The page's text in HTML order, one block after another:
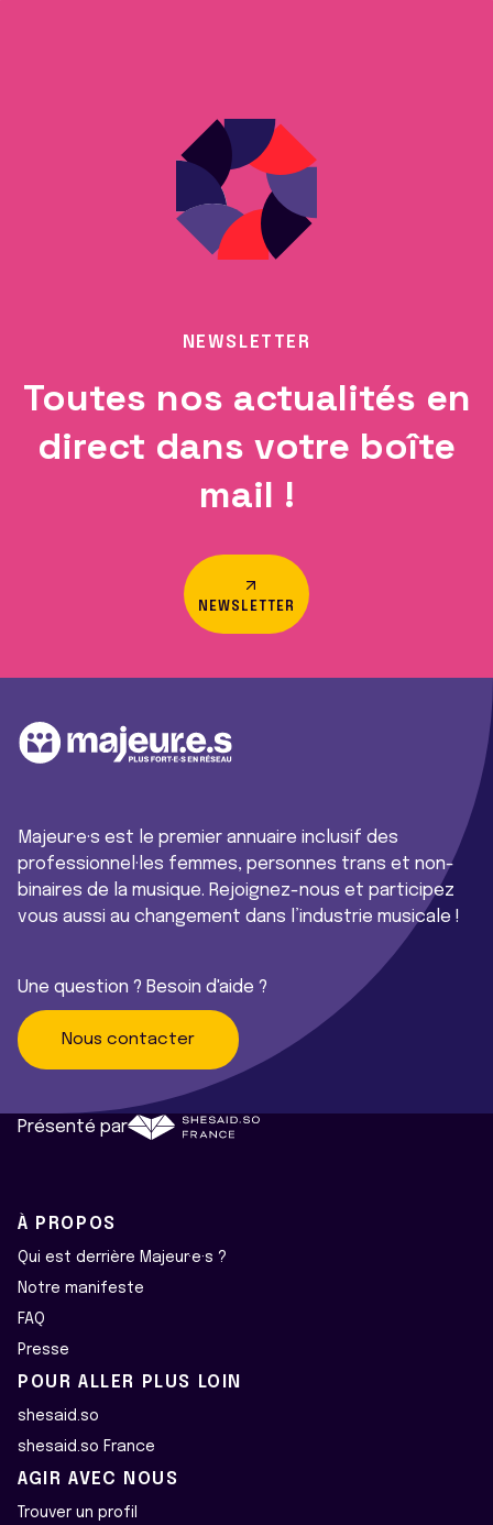
NEWSLETTER
Toutes nos actualités en
direct dans votre boîte
mail !
NEWSLETTER
Majeur·e·s est le premier annuaire inclusif des
professionnel·les femmes, personnes trans et non-
binaires de la musique. Rejoignez-nous et participez
vous aussi au changement dans l’industrie musicale !
Une question ? Besoin d'aide ?
Nous contacter
Présenté par
À PROPOS
Qui est derrière Majeur·e·s ?
Notre manifeste
FAQ
Presse
POUR ALLER PLUS LOIN
shesaid.so
shesaid.so France
AGIR AVEC NOUS
Trouver un profil